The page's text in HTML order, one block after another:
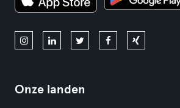
Onze landen